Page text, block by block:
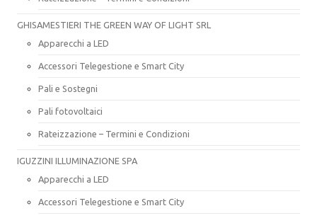
GHISAMESTIERI THE GREEN WAY OF LIGHT SRL
Apparecchi a LED
Accessori Telegestione e Smart City
Pali e Sostegni
Pali fotovoltaici
Rateizzazione – Termini e Condizioni
IGUZZINI ILLUMINAZIONE SPA
Apparecchi a LED
Accessori Telegestione e Smart City